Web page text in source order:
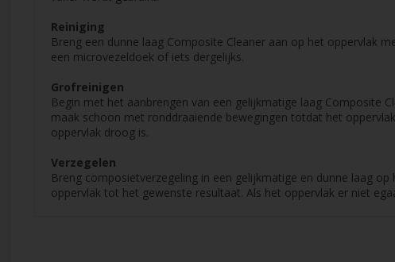
Reiniging
Breng een dunne laag Composite Cleaner aan op het oppervlak
een microvezeldoek of iets dergelijks.
Grofreinigen
Begin met het aanbrengen van een gelijkmatige laag Composite
maak schoon met ronddraaiende bewegingen totdat het
oppervlak droog is.
Verzegelen
Breng composietverzegeling in een gelijkmatige en dunne laag
oppervlak tot het gewenste resultaat. Als het oppervlak er niet